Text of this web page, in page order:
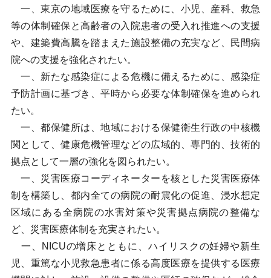
一、東京の地域医療を守るために、小児、産科、救急
等の体制確保と高齢者の入院患者の受入れ推進への支援
や、建築費高騰を踏まえた施設整備の充実など、民間病
院への支援を強化されたい。
一、新たな感染症による危機に備えるために、感染症
予防計画に基づき、平時から必要な体制確保を進められ
たい。
一、都保健所は、地域における保健衛生行政の中核機
関として、健康危機管理などの広域的、専門的、技術的
拠点として一層の強化を図られたい。
一、災害医療コーディネーターを核とした災害医療体
制を構築し、都内全ての病院の耐震化の促進、浸水想定
区域にある全病院の水害対策や災害拠点病院の整備な
ど、災害医療体制を充実されたい。
一、NICUの増床とともに、ハイリスクの妊婦や新生
児、重篤な小児救急患者に係る高度医療を提供する医療